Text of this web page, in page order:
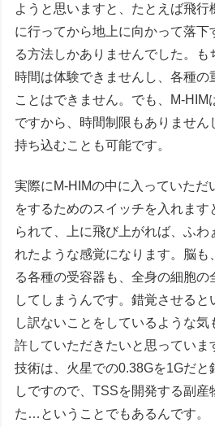
ようと思いますと、たとえば飛行
に行ってから地上に向かって落下
る方法しかありませんでした。も
時間は体験できませんし、各種の
ことはできません。でも、M-HIM
ですから、時間制限もありません
持ち込むことも可能です。
実際にM-HIMの中に入っていただ
をするためのスイッチを入れます
られて、上に飛び上がれば、ふ
れたような感覚になります。脳も
る各種の受容器も、全身の細胞の
してしまうんです。錯覚させると
し訳ないことをしているような
許していただきたいと思ってい
技術は、火星での0.38Gを1Gだと
しですので、TSSを開発する副産
た…ということでもあるんです。